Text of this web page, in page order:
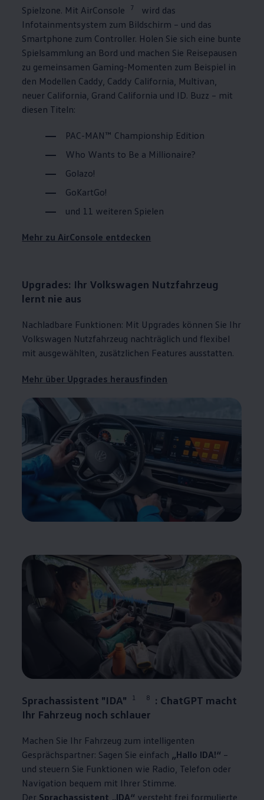
Spielzone. Mit AirConsole
7
wird das
Infotainmentsystem zum Bildschirm – und das
Smartphone zum Controller. Holen Sie sich eine bunte
Spielsammlung an Bord und machen Sie Reisepausen
zu gemeinsamen Gaming-Momenten zum Beispiel in
den Modellen Caddy, Caddy California, Multivan,
neuer California, Grand California und ID. Buzz – mit
diesen Titeln:
PAC-MAN™ Championship Edition
Who Wants to Be a Millionaire?
Golazo!
GoKartGo!
und 11 weiteren Spielen
Mehr zu AirConsole entdecken
Upgrades: Ihr Volkswagen Nutzfahrzeug
lernt nie aus
Nachladbare Funktionen: Mit Upgrades können Sie Ihr
Volkswagen Nutzfahrzeug nachträglich und flexibel
mit ausgewählten, zusätzlichen Features ausstatten.
Mehr über Upgrades herausfinden
Sprachassistent "IDA" 1 8
: ChatGPT macht
Ihr Fahrzeug noch schlauer
Machen Sie Ihr Fahrzeug zum intelligenten
Gesprächspartner: Sagen Sie einfach „Hallo IDA!“ –
und steuern Sie Funktionen wie Radio, Telefon oder
Navigation bequem mit Ihrer Stimme.
Der Sprachassistent „IDA“ versteht frei formulierte,